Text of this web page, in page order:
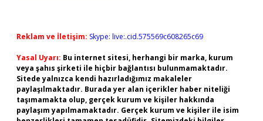
Reklam ve İletişim: Skype: live:.cid.575569c608265c69
Yasal Uyarı: Bu internet sitesi, herhangi bir marka, kurum
veya şahıs şirketi ile hiçbir bağlantısı bulunmamaktadır.
Sitede yalnızca kendi hazırladığımız makaleler
paylaşılmaktadır. Burada yer alan içerikler haber niteliği
taşımamakta olup, gerçek kurum ve kişiler hakkında
paylaşım yapılmamaktadır. Gerçek kurum ve kişiler ile isim